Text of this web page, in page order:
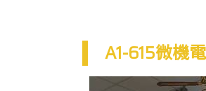
A1-615微機